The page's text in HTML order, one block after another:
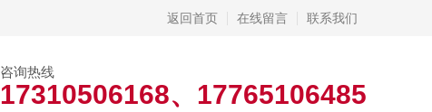
返回首页 在线留言 联系我们
咨询热线
17310506168、17765106485